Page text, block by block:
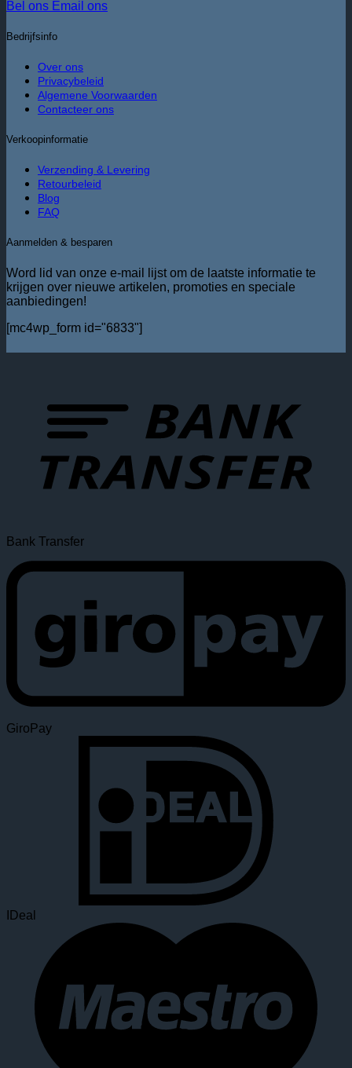
Bel ons Email ons
Bedrijfsinfo
Over ons
Privacybeleid
Algemene Voorwaarden
Contacteer ons
Verkoopinformatie
Verzending & Levering
Retourbeleid
Blog
FAQ
Aanmelden & besparen
Word lid van onze e-mail lijst om de laatste informatie te
krijgen over nieuwe artikelen, promoties en speciale
aanbiedingen!
[mc4wp_form id="6833"]
Bank Transfer
GiroPay
IDeal